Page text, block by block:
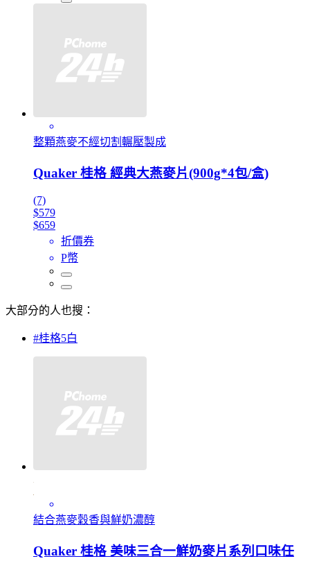
整顆燕麥不經切割輾壓製成
Quaker 桂格 經典大燕麥片(900g*4包/盒)
(7)
$579
$659
折價券
P幣
大部分的人也搜：
#桂格5白
結合燕麥穀香與鮮奶濃醇
Quaker 桂格 美味三合一鮮奶麥片系列口味任